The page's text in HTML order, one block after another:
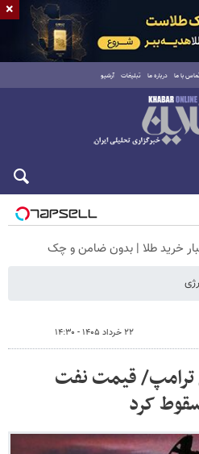
با ما درباره ما تبلیغات آرشیو
۲۲ خرداد ۱۴۰۵ - ۱۴:۳۰
ترامپ/ قیمت نفت
×